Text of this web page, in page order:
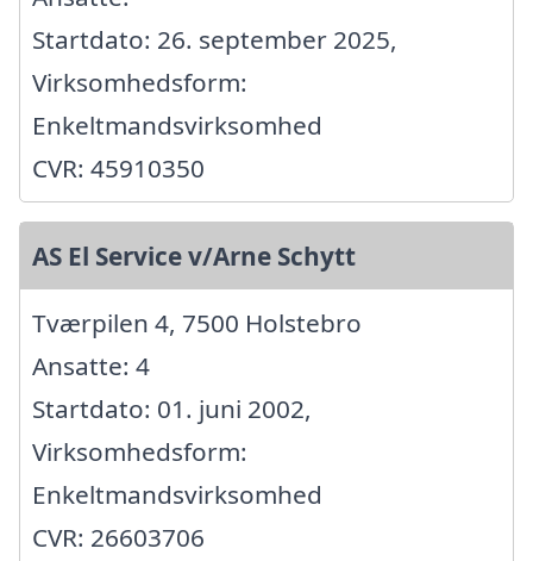
Startdato: 26. september 2025,
Virksomhedsform:
Enkeltmandsvirksomhed
CVR: 45910350
AS El Service v/Arne Schytt
Tværpilen 4, 7500 Holstebro
Ansatte: 4
Startdato: 01. juni 2002,
Virksomhedsform:
Enkeltmandsvirksomhed
CVR: 26603706